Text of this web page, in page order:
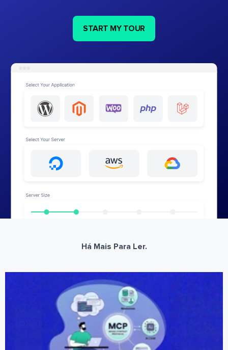
START MY TOUR
Há Mais Para Ler.